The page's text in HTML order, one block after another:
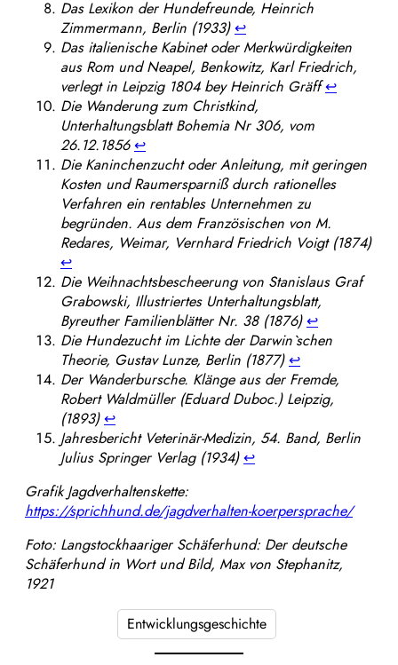
Das Lexikon der Hundefreunde, Heinrich
Zimmermann, Berlin (1933) ↩︎
Das italienische Kabinet oder Merkwürdigkeiten
aus Rom und Neapel, Benkowitz, Karl Friedrich,
verlegt in Leipzig 1804 bey Heinrich Gräff ↩︎
Die Wanderung zum Christkind,
Unterhaltungsblatt Bohemia Nr 306, vom
26.12.1856 ↩︎
Die Kaninchenzucht oder Anleitung, mit geringen
Kosten und Raumersparniß durch rationelles
Verfahren ein rentables Unternehmen zu
begründen. Aus dem Französischen von M.
Redares, Weimar, Vernhard Friedrich Voigt (1874)
↩︎
Die Weihnachtsbescheerung von Stanislaus Graf
Grabowski, Illustriertes Unterhaltungsblatt,
Byreuther Familienblätter Nr. 38 (1876) ↩︎
Die Hundezucht im Lichte der Darwin`schen
Theorie, Gustav Lunze, Berlin (1877) ↩︎
Der Wanderbursche. Klänge aus der Fremde,
Robert Waldmüller (Eduard Duboc.) Leipzig,
(1893) ↩︎
Jahresbericht Veterinär-Medizin, 54. Band, Berlin
Julius Springer Verlag (1934) ↩︎
Grafik Jagdverhaltenskette:
https://sprichhund.de/jagdverhalten-koerpersprache/
Foto: Langstockhaariger Schäferhund: Der deutsche
Schäferhund in Wort und Bild, Max von Stephanitz,
1921
Entwicklungsgeschichte